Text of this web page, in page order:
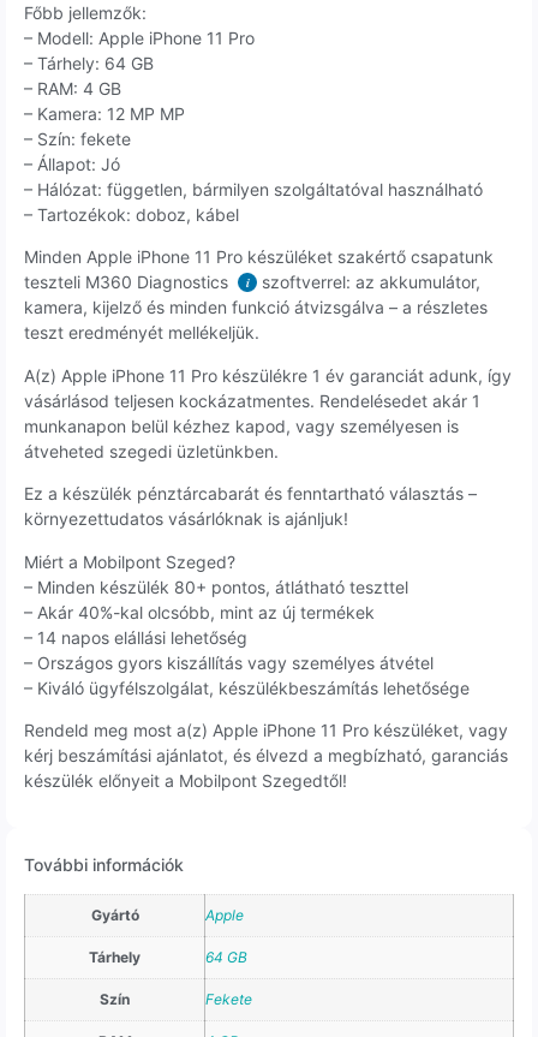
Főbb jellemzők:
– Modell: Apple iPhone 11 Pro
– Tárhely: 64 GB
– RAM: 4 GB
– Kamera: 12 MP MP
– Szín: fekete
– Állapot: Jó
– Hálózat: független, bármilyen szolgáltatóval használható
– Tartozékok: doboz, kábel
Minden Apple iPhone 11 Pro készüléket szakértő csapatunk
teszteli M360 Diagnostics
i
szoftverrel: az akkumulátor,
kamera, kijelző és minden funkció átvizsgálva – a részletes
teszt eredményét mellékeljük.
A(z) Apple iPhone 11 Pro készülékre 1 év garanciát adunk, így
vásárlásod teljesen kockázatmentes. Rendelésedet akár 1
munkanapon belül kézhez kapod, vagy személyesen is
átveheted szegedi üzletünkben.
Ez a készülék pénztárcabarát és fenntartható választás –
környezettudatos vásárlóknak is ajánljuk!
Miért a Mobilpont Szeged?
– Minden készülék 80+ pontos, átlátható teszttel
– Akár 40%-kal olcsóbb, mint az új termékek
– 14 napos elállási lehetőség
– Országos gyors kiszállítás vagy személyes átvétel
– Kiváló ügyfélszolgálat, készülékbeszámítás lehetősége
Rendeld meg most a(z) Apple iPhone 11 Pro készüléket, vagy
kérj beszámítási ajánlatot, és élvezd a megbízható, garanciás
készülék előnyeit a Mobilpont Szegedtől!
További információk
Gyártó Apple
Tárhely 64 GB
Szín Fekete